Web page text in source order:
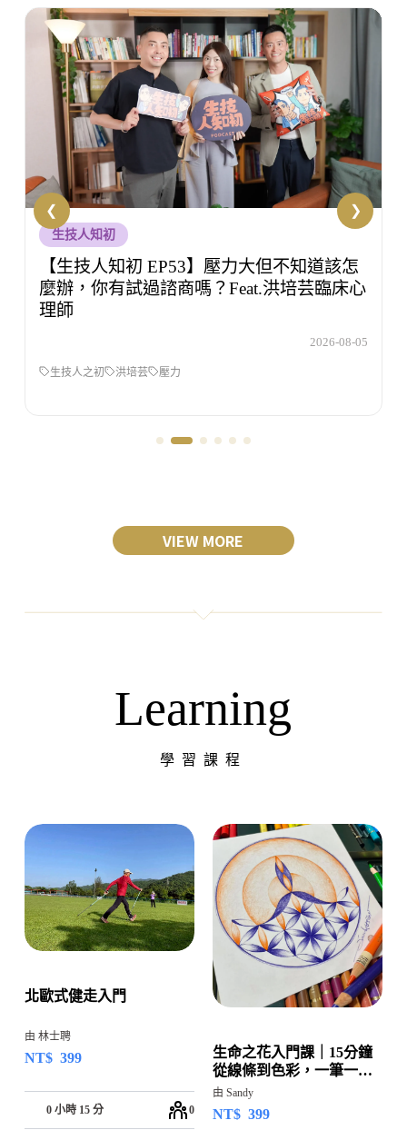
敏敏輕鬆學
【敏敏輕鬆學 EP51】主管以後只能佛系
當？勞基法專家小米老師：說話方式才是合
規關鍵
2026-08-04
敏敏輕鬆學 吳虹儀 職場霸凌
VIEW MORE
Learning
學習課程
北歐式健走入門
由 林士聘
NT$ 399
0 小時 15 分 0
生命之花入門課｜15分鐘
從線條到色彩，一筆一畫
回到自己
由 Sandy
NT$ 399